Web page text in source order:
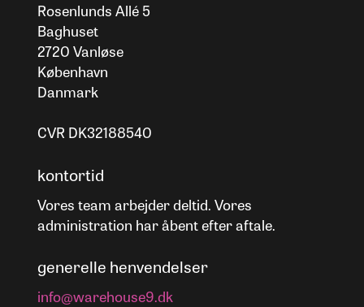
Rosenlunds Allé 5
Baghuset
2720 Vanløse
København
Danmark
CVR DK32188540
kontortid
Vores team arbejder deltid. Vores
administration har åbent efter aftale.
generelle henvendelser
info@warehouse9.dk